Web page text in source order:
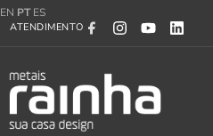
EN PT ES
ATENDIMENTO